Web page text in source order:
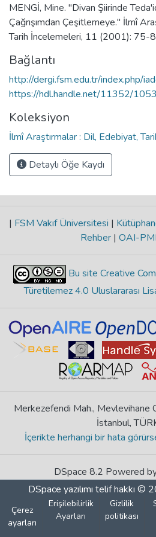
MENGİ, Mine. "Divan Şiirinde
Çağrışımdan Çeşitlemeye." İlmî
Tarih İncelemeleri, 11 (2001): 75-
Bağlantı
http://dergi.fsm.edu.tr/index.php/
https://hdl.handle.net/11352/1053
Koleksiyon
İlmî Araştırmalar : Dil, Edebiyat,
Detaylı Öğe Kaydı
| FSM Vakıf Üniversitesi |
Rehber | OAI-
Bu site Creative
Türetilemez 4.0 Uluslararası
Merkezefendi Mah., Mevlevihane
İstanbul,
İçerikte herhangi bir hata
DSpace 8.2 Powered
DSpace yazılımı telif hakkı ©
Çerez
ayarları
Erişilebilirlik
Ayarları
Gizlilik
politikası